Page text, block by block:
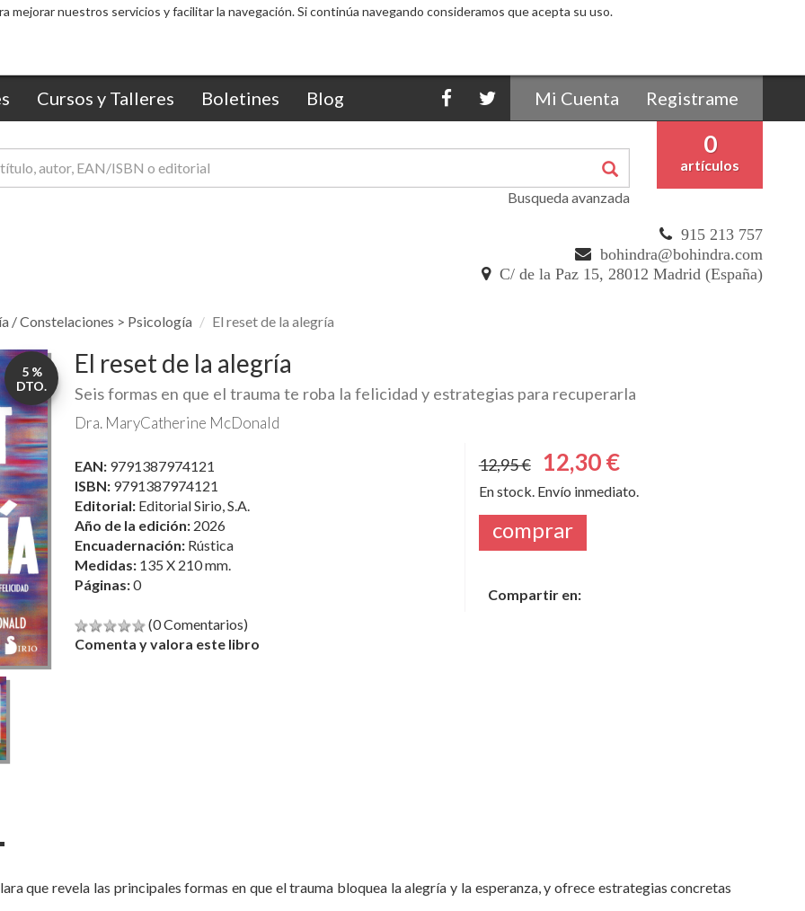
mejorar nuestros servicios y facilitar la navegación. Si continúa navegando consideramos que acepta su uso.
Cursos y Talleres Boletines Blog Mi Cuenta Registrame
0
artículos
Busqueda avanzada
915 213 757
bohindra@bohindra.com
C/ de la Paz 15, 28012 Madrid (España)
/ Constelaciones > Psicología El reset de la alegría
5 %
DTO.
El reset de la alegría
Seis formas en que el trauma te roba la felicidad y estrategias para recuperarla
Dra. MaryCatherine McDonald
EAN: 9791387974121
ISBN: 9791387974121
Editorial: Editorial Sirio, S.A.
Año de la edición: 2026
Encuadernación: Rústica
Medidas: 135 X 210 mm.
Páginas:0
(0 Comentarios)
Comenta y valora este libro
12,95 € 12,30 €
En stock. Envío inmediato.
comprar
Compartir en:
que revela las principales formas en que el trauma bloquea la alegría y la esperanza, y ofrece estrategias concretas